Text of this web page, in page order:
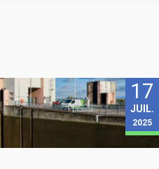
17
JUIL.
2025